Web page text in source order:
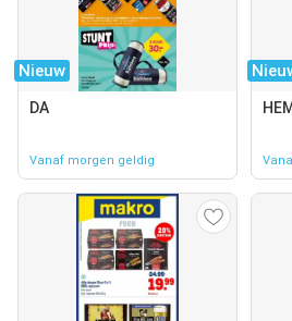
Nieuw
DA
Vanaf morgen geldig